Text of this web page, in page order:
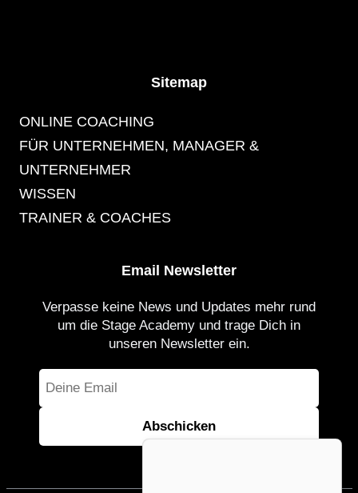
Sitemap
ONLINE COACHING
FÜR UNTERNEHMEN, MANAGER &
UNTERNEHMER
WISSEN
TRAINER & COACHES
Email Newsletter
Verpasse keine News und Updates mehr rund
um die Stage Academy und trage Dich in
unseren Newsletter ein.